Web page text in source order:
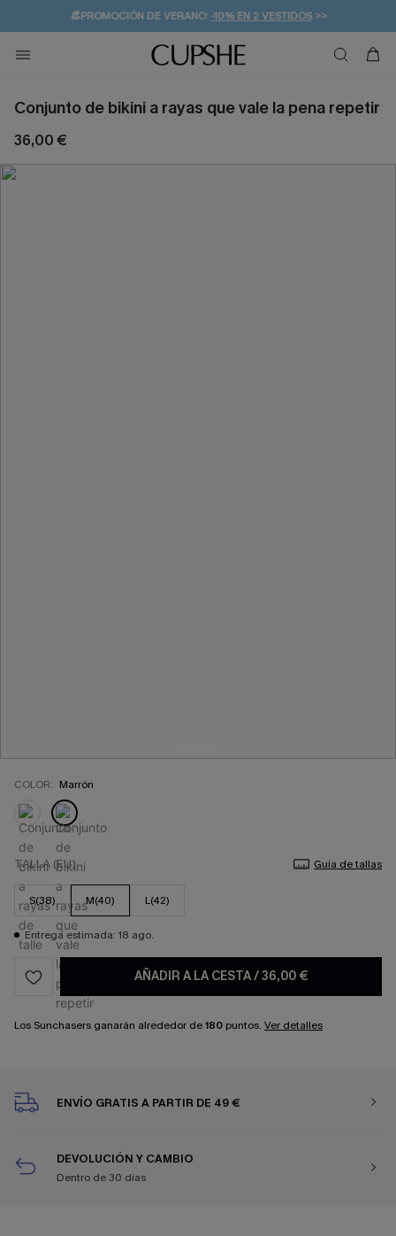
👒PROMOCIÓN DE VERANO:-10% EN 2 VESTIDOS>>
💌¡SUSCRIBIRSE & GANAR -10% EXTRA!
🚚ENVÍO GRATUITO A PARTIR DE 49 € >>
Conjunto de bikini a rayas que vale la pena repetir
36,00 €
COLOR: Marrón
TALLA (EU) Guía de tallas
S(38) M(40) L(42)
Entrega estimada: 18 ago.
AÑADIR A LA CESTA/36,00 €
Los Sunchasers ganarán alrededor de180 puntos. Ver detalles
ENVÍO GRATIS A PARTIR DE 49 €
DEVOLUCIÓN Y CAMBIO
Dentro de 30 días